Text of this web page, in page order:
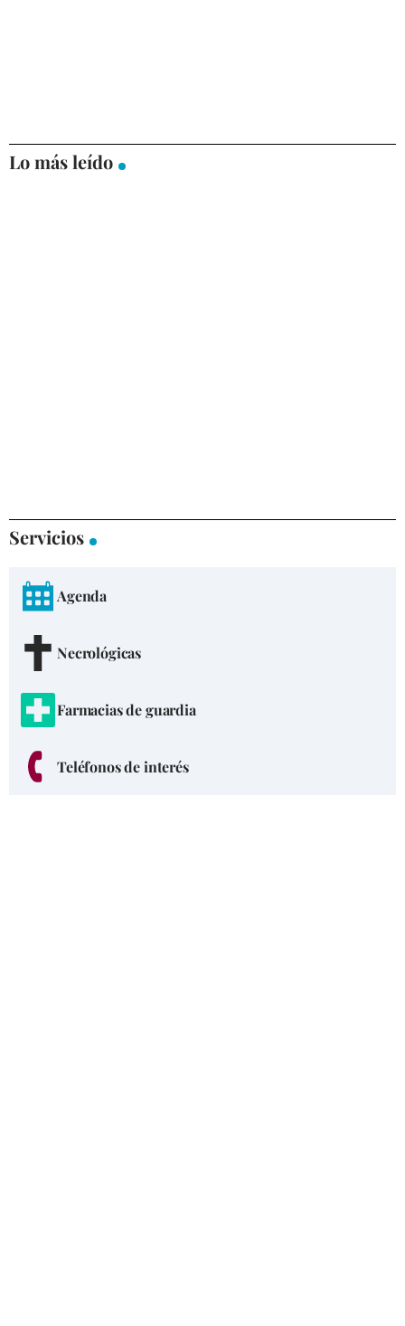
Lo más leído
Servicios
Agenda
Necrológicas
Farmacias de guardia
Teléfonos de interés